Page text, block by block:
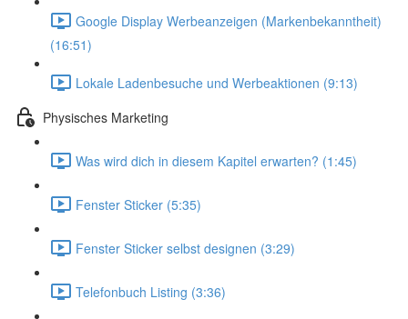
Google Display Werbeanzeigen (Markenbekanntheit)
(16:51)
Lokale Ladenbesuche und Werbeaktionen (9:13)
Physisches Marketing
Was wird dich in diesem Kapitel erwarten? (1:45)
Fenster Sticker (5:35)
Fenster Sticker selbst designen (3:29)
Telefonbuch Listing (3:36)